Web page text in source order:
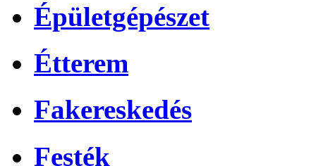
Épületgépészet
Étterem
Fakereskedés
Festék